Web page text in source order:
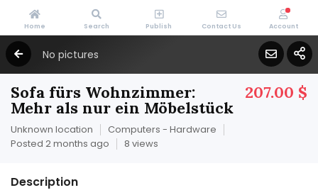
No pictures
207.00 $
Sofa fürs Wohnzimmer:
Mehr als nur ein Möbelstück
Unknown location
Computers - Hardware
Posted 2 months ago
8 views
Description
Home Search Publish Contact Us Account